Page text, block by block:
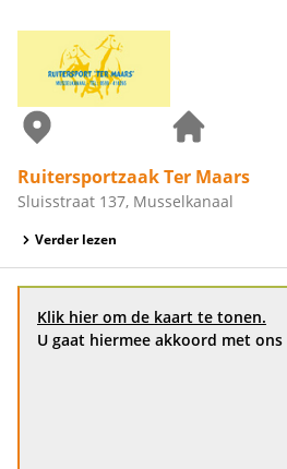
Ruitersportzaak Ter Maars
Sluisstraat 137, Musselkanaal
Verder lezen
Klik hier om de kaart te tonen.
U gaat hiermee akkoord met ons